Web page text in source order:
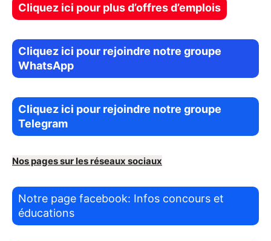
Cliquez ici pour plus d’offres d’emplois
Cliquez ici pour rejoindre notre groupe
WhatsApp
Cliquez ici pour rejoindre notre groupe
Telegram
Nos pages sur les réseaux sociaux
Notre page facebook: Infos concours et
éducations